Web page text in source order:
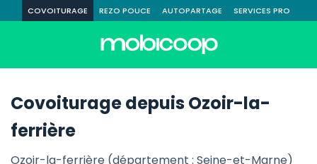
COVOITURAGE REZO POUCE AUTOPARTAGE SERVICES PRO
Covoiturage depuis Ozoir-la-
ferrière
Ozoir-la-ferrière (département : Seine-et-Marne)